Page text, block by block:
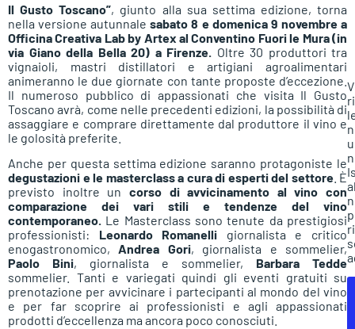
Il Gusto Toscano”, giunto alla sua settima edizione, torna
nella versione autunnalesabato 8 e domenica 9 novembre a
Officina Creativa Lab by Artex al Conventino Fuori le Mura (in
via Giano della Bella 20) a Firenze.
Oltre 30 produttori tra
vignaioli, mastri distillatori e artigiani agroalimentari
animeranno le due giornate con tante proposte d’eccezione.
Il numeroso pubblico di appassionati che visita Il Gusto
Toscano avrà, come nelle precedenti edizioni, la possibilità di
assaggiare e comprare direttamente dal produttore il vino e
le golosità preferite.
Anche per questa settima edizione saranno protagoniste le
degustazioni e le masterclass a cura di esperti del settore. È
previsto inoltre un corso di avvicinamento al vino con
comparazione dei vari stili e tendenze del vino
contemporaneo. Le Masterclass sono tenute da prestigiosi
professionisti: Leonardo Romanelli giornalista e critico
enogastronomico,Andrea Gori, giornalista e sommelier,
Paolo Bini, giornalista e sommelier, Barbara Tedde
sommelier. Tanti e variegati quindi gli eventi gratuiti su
prenotazione per avvicinare i partecipanti al mondo del vino
e per far scoprire ai professionisti e agli appassionati
prodotti d’eccellenza ma ancora poco conosciuti.